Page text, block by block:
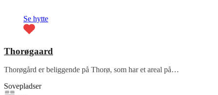
Se hytte
Thorøgaard
Thorøgård er beliggende på Thorø, som har et areal på…
Sovepladser